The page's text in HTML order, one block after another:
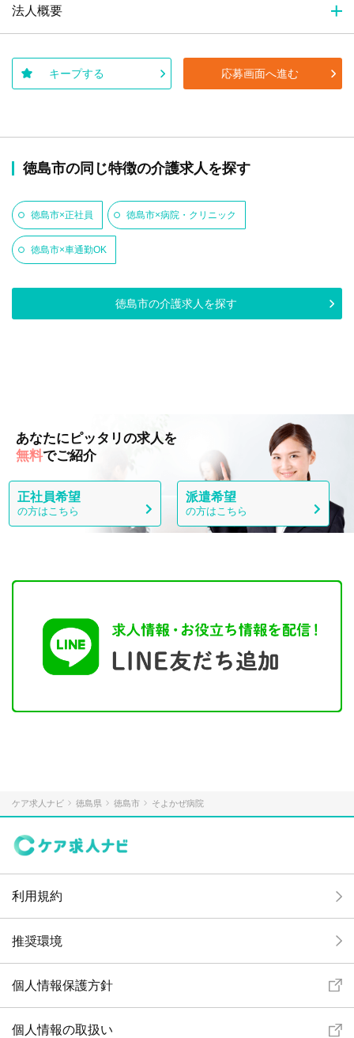
法人概要
キープする 応募画面へ進む
徳島市の同じ特徴の介護求人を探す
徳島市×正社員 徳島市×病院・クリニック
徳島市×車通勤OK
徳島市の介護求人を探す
あなたにピッタリの求人を
無料でご紹介
正社員希望
の方はこちら
派遣希望
の方はこちら
ケア求人ナビ 徳島県 徳島市 そよかぜ病院
利用規約
推奨環境
個人情報保護方針
個人情報の取扱い